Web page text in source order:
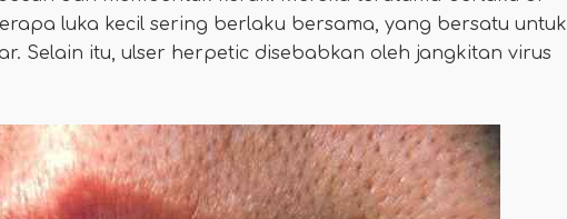
luka kecil sering berlaku bersama, yang bersatu untuk
Selain itu, ulser herpetic disebabkan oleh jangkitan virus